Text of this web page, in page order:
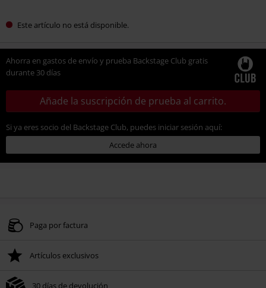
Este artículo no está disponible.
Ahorra en gastos de envío y prueba Backstage Club gratis
durante 30 días
Añade la suscripción de prueba al carrito.
Si ya eres socio del Backstage Club, puedes iniciar sesión aquí:
Accede ahora
Paga por factura
Artículos exclusivos
30 días de devolución